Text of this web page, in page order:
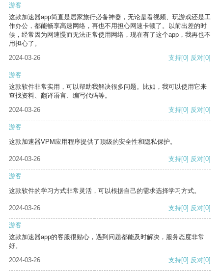
游客
这款加速器app简直是居家旅行必备神器，无论是看视频、玩游戏还是工
作办公，都能畅享高速网络，再也不用担心网速卡顿了。以前出差的时
候，经常因为网速慢而无法正常使用网络，现在有了这个app，我再也不
用担心了。
2024-03-26
支持[0] 反对[0]
游客
这款软件非常实用，可以帮助我解决很多问题。比如，我可以使用它来
查找资料、翻译语言、编写代码等。
2024-03-26
支持[0] 反对[0]
游客
这款加速器VPM应用程序提供了顶级的安全性和隐私保护。
2024-03-26 支持[0] 反对[0]
游客
这款软件的学习方式非常灵活，可以根据自己的需求选择学习方式。
2024-03-26 支持[0] 反对[0]
游客
这款加速器app的客服很贴心，遇到问题都能及时解决，服务态度非常
好。
2024-03-26
支持[0] 反对[0]